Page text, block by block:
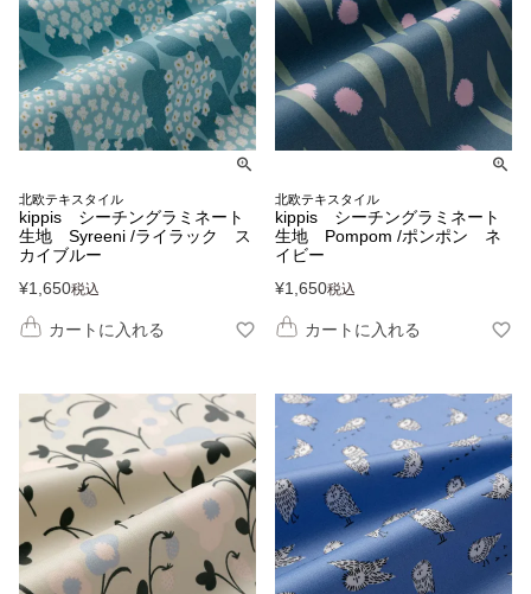
北欧テキスタイル
kippis シーチングラミネート
生地 Syreeni /ライラック ス
カイブルー
¥1,650税込
カートに入れる
北欧テキスタイル
kippis シーチングラミネート
生地 Pompom /ポンポン ネ
イビー
¥1,650税込
カートに入れる